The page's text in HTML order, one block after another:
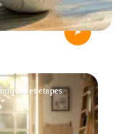
et étapes